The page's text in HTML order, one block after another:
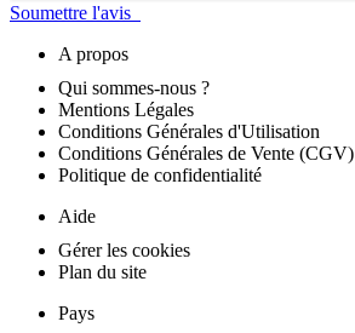
Soumettre l'avis
A propos
Qui sommes-nous ?
Mentions Légales
Conditions Générales d'Utilisation
Conditions Générales de Vente (CGV)
Politique de confidentialité
Aide
Gérer les cookies
Plan du site
Pays